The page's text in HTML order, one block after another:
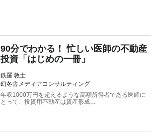
90分でわかる！ 忙しい医師の不動産
投資「はじめの一冊」
鉄羅 敦士
幻冬舎メディアコンサルティング
年収1000万円を超えるような高額所得者である医師に
とって、投資用不動産は資産形成…